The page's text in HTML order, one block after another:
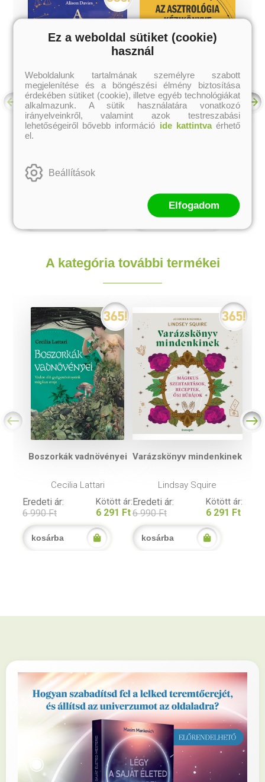
Alison Davies
Eredeti ár:
3 490 Ft
2 618 Ft
kosárba
A kategória további termékei
Boszorkák vadnövényei
Cecilia Lattari
Eredeti ár:
6 990 Ft
Kötött ár:
6 291 Ft
kosárba
Varázskönyv mindenkinek
Lindsay Squire
Eredeti ár:
6 990 Ft
Kötött ár:
6 291 Ft
kosárba
Ez a weboldal sütiket (cookie)
használ
Weboldalunk tartalmának személyre szabott
megjelenítése és a böngészési élmény biztosítása
érdekében sütiket (cookie), illetve egyéb technológiákat
alkalmazunk. A sütik használatára vonatkozó
irányelveinkről, valamint azok testreszabási
lehetőségeiről bővebb információ ide kattintvaérhető
el.
Beállítások
Elfogadom